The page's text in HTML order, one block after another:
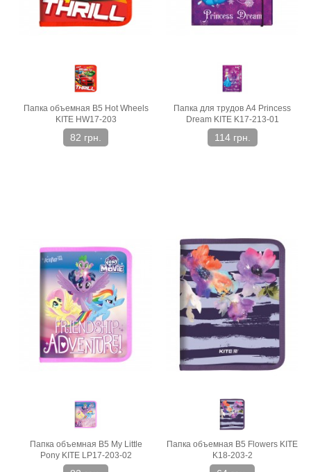
Папка объемная В5 Hot Wheels
KITE HW17-203
82 грн.
Папка для трудов A4 Princess
Dream KITE K17-213-01
114 грн.
Папка объемная В5 My Little
Pony KITE LP17-203-02
Папка объемная В5 Flowers KITE
K18-203-2